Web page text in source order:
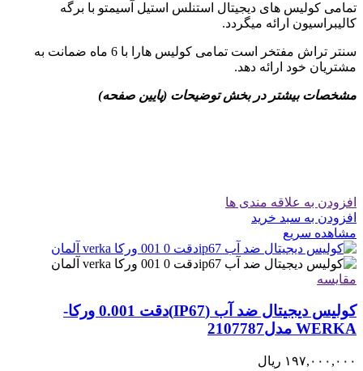
تمامی کولیس های دیجیتال استنلس استیل آسیمتو با برگه
کالیبراسیون ارائه میگردد.
سنتر تراش مفتخر است تمامی کولیس هارا با 6 ماه ضمانت به
مشتریان خود ارائه دهد.
مشخصات بیشتر در بخش توضیحات (پایین صفحه)
افزودن به علاقه مندی ها
افزودن به سبد خرید
مشاهده سریع
مقایسه
کولیس دیجیتال ضد آب (IP67)دقت 0.001 ورکا-
WERKA مدل2107787
۱۹۷,۰۰۰,۰۰۰ ریال